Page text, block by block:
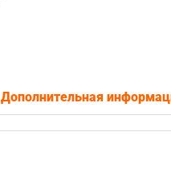
Дополнительная